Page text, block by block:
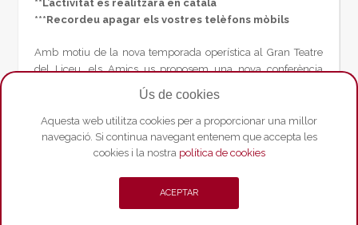
**L’activitat es realitzarà en català
***Recordeu apagar els vostres telèfons mòbils
Amb motiu de la nova temporada operística al Gran Teatre
del Liceu, els Amics us proposem una nova conferència
dedicada al món de l’escenografia a càrrec de
, Doctor i Màster oficial en Arts Escèniques,
investigador apassionat pel món de l’escenografia i la seva
evolució al llarg de la història.
Ús de cookies
Aquesta web utilitza cookies per a proporcionar una millor
navegació. Si continua navegant entenem que accepta les
cookies i la nostra política de cookies
ACEPTAR